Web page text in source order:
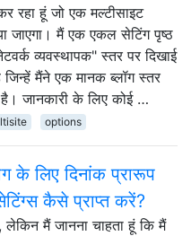
रहा हूं जो एक मल्टीसाइट
जाएगा। मैं एक एकल सेटिंग पृष्ठ
व्यवस्थापक" स्तर पर दिखाई
मैंने एक मानक ब्लॉग स्तर
जानकारी के लिए कोई …
options
के लिए दिनांक प्रारूप
कैसे प्राप्त करें?
मैं जानना चाहता हूं कि मैं